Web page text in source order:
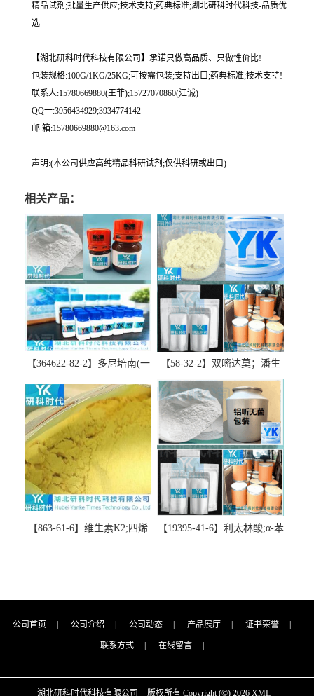
精品试剂;批量生产供应;技术支持;药典标准;湖北研科时代科技-品质优
选
【湖北研科时代科技有限公司】承诺只做高品质、只做性价比!
包装规格:100G/1KG/25KG;可按需包装;支持出口;药典标准;技术支持!
联系人:15780669880(王菲);15727070860(江诚)
QQ一:3956434929;3934774142
邮 箱:15780669880@163.com
声明:(本公司供应高纯精品科研试剂;仅供科研或出口)
相关产品：
【364622-82-2】多尼培南(一
精品科研试剂-湖北研科时代
科技-“研”无止境;“科”学创
新！支持三方验证；支持定
制；检测图谱；MSDS等技术
支持！
【58-32-2】双嘧达莫；潘生
丁-精品科研试剂-湖北研科时
代科技-“研”无止境;“科”学创
新！支持三方验证；支持定
制；检测图谱；MSDS等技术
支持！
【863-61-6】维生素K2;四烯
方验证 -业务咨询联系-王菲
【19395-41-6】利太林酸;α-苯
持三方验证；支持定制；检
公司首页 公司介绍 公司动态 产品展厅 证书荣誉
联系方式 在线留言
湖北研科时代科技有限公司 版权所有 Copyright (©) 2026 XML